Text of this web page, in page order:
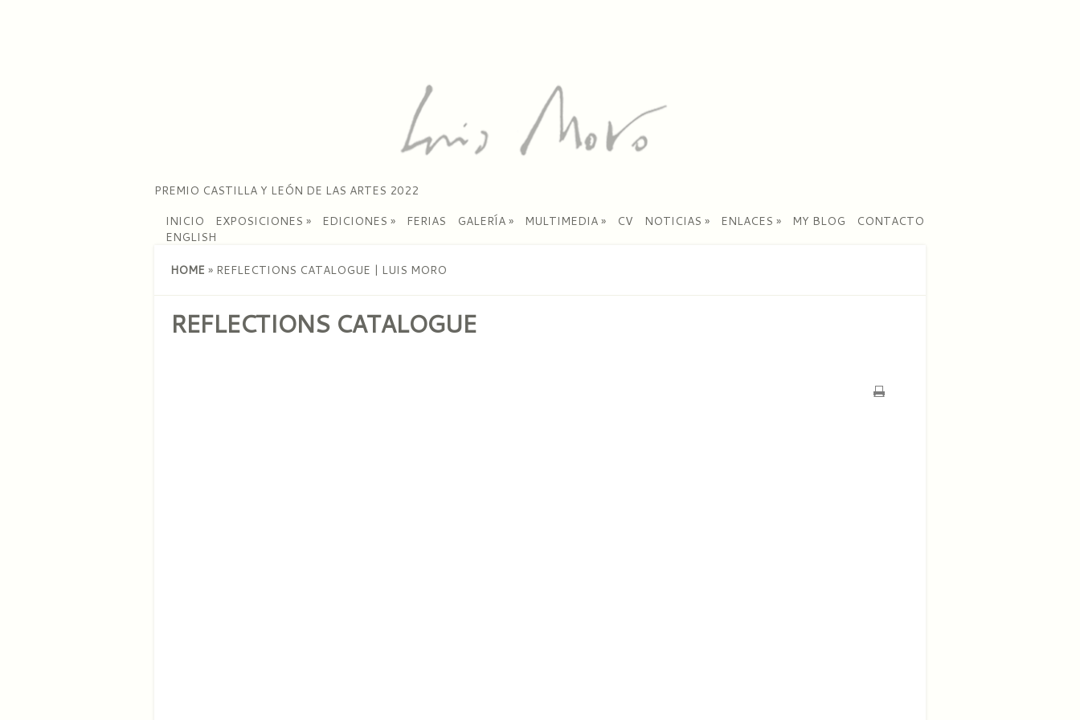
PREMIO CASTILLA Y LEÓN DE LAS ARTES 2022
INICIO
EXPOSICIONES » EDICIONES » FERIAS GALERÍA » MULTIMEDIA » CV NOTICIAS » ENLACES » MY BLOG
CONTACTO
ENGLISH
HOME » REFLECTIONS CATALOGUE | LUIS MORO
REFLECTIONS CATALOGUE